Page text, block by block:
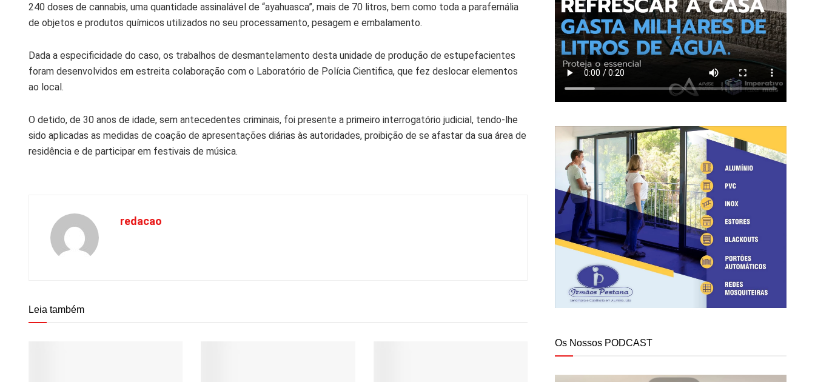
240 doses de cannabis, uma quantidade assinalável de “ayahuasca”, mais de 70 litros, bem como toda a parafernália
de objetos e produtos químicos utilizados no seu processamento, pesagem e embalamento.
Dada a especificidade do caso, os trabalhos de desmantelamento desta unidade de produção de estupefacientes
foram desenvolvidos em estreita colaboração com o Laboratório de Polícia Cientifica, que fez deslocar elementos
ao local.
O detido, de 30 anos de idade, sem antecedentes criminais, foi presente a primeiro interrogatório judicial, tendo-lhe
sido aplicadas as medidas de coação de apresentações diárias às autoridades, proibição de se afastar da sua área de
residência e de participar em festivais de música.
redacao
Leia também
Os Nossos PODCAST